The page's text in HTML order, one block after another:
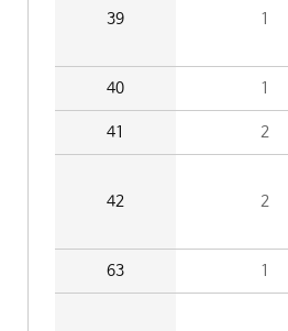
39 1
40 1
41 2
42 2
63 1